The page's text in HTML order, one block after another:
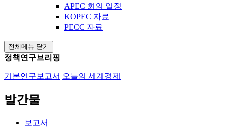
APEC 회의 일정
KOPEC 자료
PECC 자료
전체메뉴 닫기
정책연구브리핑
기본연구보고서 오늘의 세계경제
발간물
보고서